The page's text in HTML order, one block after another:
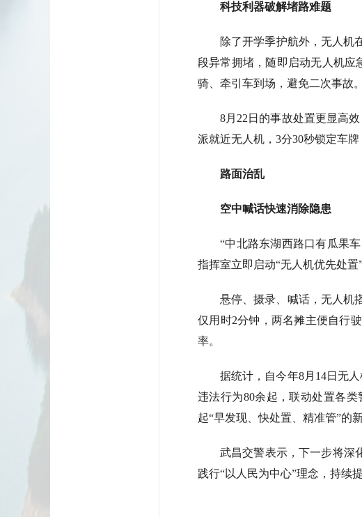
科技利器破解堵路难题
除了开学季护航外，无人机
段异常拥堵，随即启动无人机应
骑、牵引车到场，避免二次事故。
8月22日的事故处置更显高
派就近无人机，3分30秒锁定车
路面治乱
空中喊话快速消除隐患
“中北路东湖西路口有瓜果
指挥室立即启动“无人机优先处
悬停、摄录、喊话，无人机
仅用时2分钟，两名摊主便自行
率。
据统计，自今年8月14日无
违法行为80余起，联动处置各
起“早发现、快处置、精准管”的
武昌交警表示，下一步将深
践行“以人民为中心”理念，持续